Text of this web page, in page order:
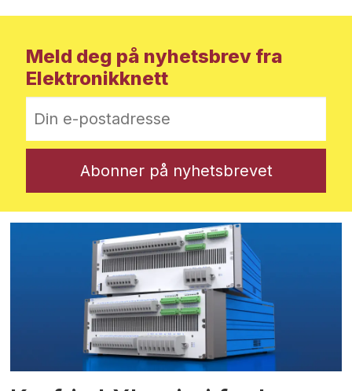
Meld deg på nyhetsbrev fra
Elektronikknett